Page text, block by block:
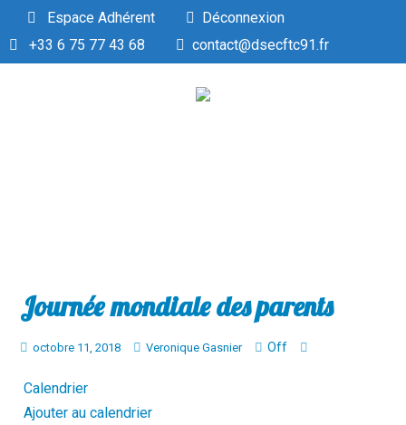
Espace Adhérent
Déconnexion
+33 6 75 77 43 68
contact@dsecftc91.fr
Journée mondiale des parents
octobre 11, 2018 Veronique Gasnier Off
Calendrier
Ajouter au calendrier